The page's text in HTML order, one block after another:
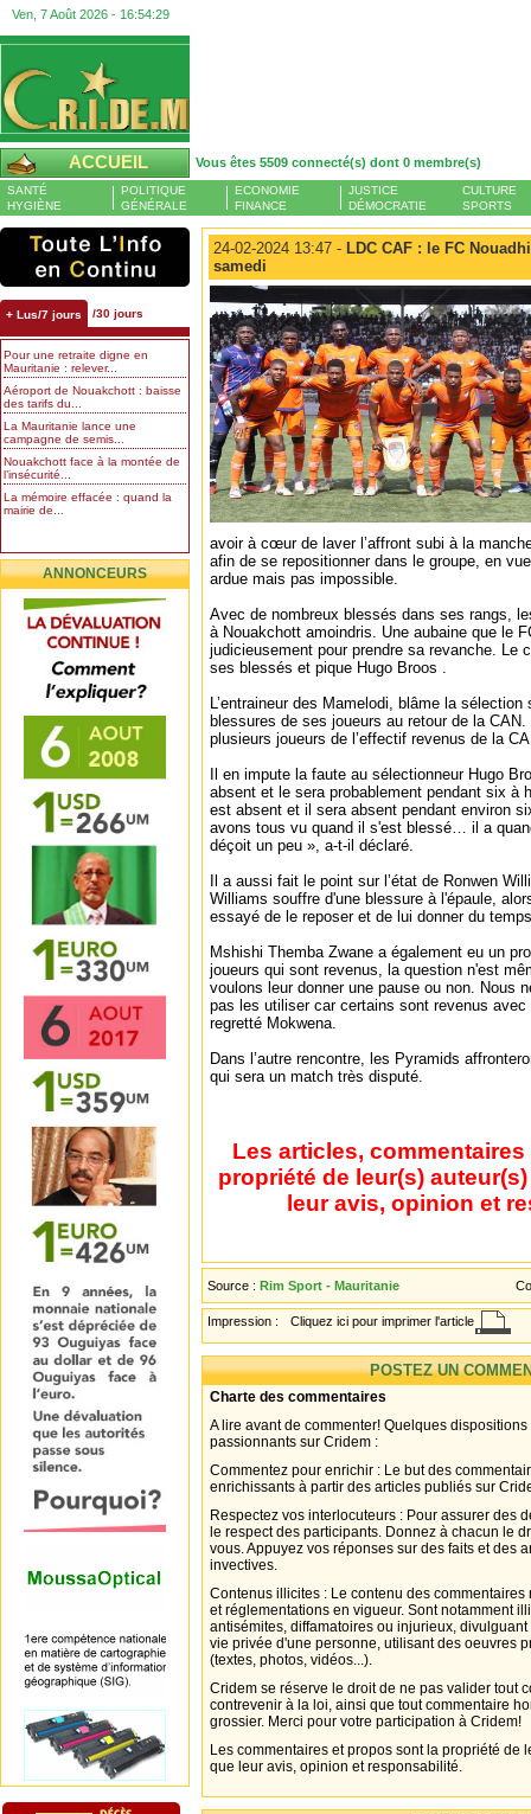
Ven, 7 Août 2026 - 16:54:30
ACCUEIL Vous êtes 5509 connecté(s) dont 0 membre(s)
SANTÉ
HYGIÈNE
POLITIQUE
GÉNÉRALE
ECONOMIE
FINANCE
JUSTICE
DÉMOCRATIE
CULTURE
SPORTS
+ Lus/7 jours /30 jours
Pour une retraite digne en
Mauritanie : relever...
Aéroport de Nouakchott : baisse
des tarifs du...
La Mauritanie lance une
campagne de semis...
Nouakchott face à la montée de
l’insécurité...
La mémoire effacée : quand la
mairie de...
ANNONCEURS
24-02-2024 13:47 - LDC CAF : le FC
samedi
avoir à cœur de laver l’affront subi à la
afin de se repositionner dans le groupe, en
ardue mais pas impossible.
Avec de nombreux blessés dans ses rangs,
à Nouakchott amoindris. Une aubaine que le
judicieusement pour prendre sa revanche. Le
ses blessés et pique Hugo Broos .
L’entraineur des Mamelodi, blâme la
blessures de ses joueurs au retour de la
plusieurs joueurs de l’effectif revenus de la
Il en impute la faute au sélectionneur Hugo
absent et le sera probablement pendant six à
est absent et il sera absent pendant environ
avons tous vu quand il s'est blessé… il a
déçoit un peu », a-t-il déclaré.
Il a aussi fait le point sur l’état de Ronwen
Williams souffre d'une blessure à l'épaule,
essayé de le reposer et de lui donner du
Mshishi Themba Zwane a également eu un
joueurs qui sont revenus, la question n'est
voulons leur donner une pause ou non. Nous
pas les utiliser car certains sont revenus
regretté Mokwena.
Dans l’autre rencontre, les Pyramids
qui sera un match très disputé.
Les articles,
propriété de leur(s)
leur avis, opinion et
Source : Rim Sport - Mauritanie
Impression : Cliquez ici pour imprimer l'article
POSTEZ UN
Charte des commentaires
A lire avant de commenter! Quelques
passionnants sur Cridem :
Commentez pour enrichir : Le but des
enrichissants à partir des articles publiés sur
Respectez vos interlocuteurs : Pour assurer des
le respect des participants. Donnez à chacun le
vous. Appuyez vos réponses sur des faits et des
invectives.
Contenus illicites : Le contenu des
et réglementations en vigueur. Sont notamment
antisémites, diffamatoires ou injurieux,
vie privée d'une personne, utilisant des oeuvres
(textes, photos, vidéos...).
Cridem se réserve le droit de ne pas valider tout
contrevenir à la loi, ainsi que tout commentaire
grossier. Merci pour votre participation à Cridem!
Les commentaires et propos sont la propriété de
que leur avis, opinion et responsabilité.